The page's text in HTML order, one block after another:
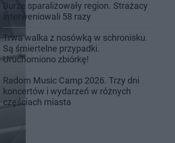
Burze sparaliżowały region. Strażacy
interweniowali 58 razy
Trwa walka z nosówką w schronisku.
Są śmiertelne przypadki.
Uruchomiono zbiórkę!
Radom Music Camp 2026. Trzy dni
koncertów i wydarzeń w różnych
częściach miasta